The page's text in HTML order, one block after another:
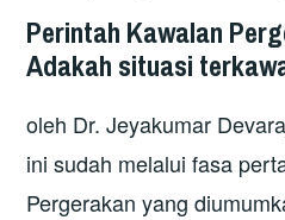
Perintah Kawalan
Adakah situasi
oleh Dr. Jeyakumar
ini sudah melalui fasa
Pergerakan yang